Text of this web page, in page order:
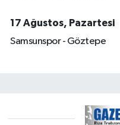
17 Ağustos, Pazartesi
Samsunspor - Göztepe